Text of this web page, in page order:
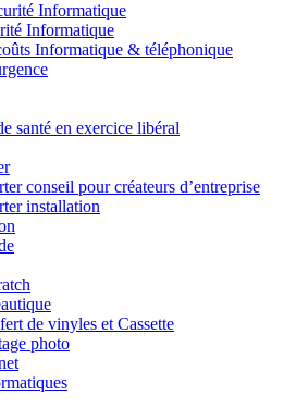
Informatique
Informatique
Informatique & téléphonique
santé en exercice libéral
conseil pour créateurs d’entreprise
installation
de vinyles et Cassette
photo